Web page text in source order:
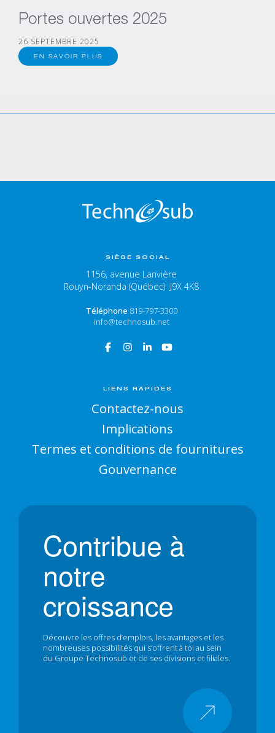
Portes ouvertes 2025
26 SEPTEMBRE 2025
EN SAVOIR PLUS
SIÈGE SOCIAL
1156, avenue Larivière
Rouyn-Noranda (Québec) J9X 4K8
Téléphone 819-797-3300
info@technosub.net
LIENS RAPIDES
Contactez-nous
Implications
Termes et conditions de fournitures
Gouvernance
Contribue à
notre
croissance
Découvre les offres d’emplois, les avantages et les
nombreuses possibilités qui s’offrent à toi au sein
du Groupe Technosub et de ses divisions et filiales.